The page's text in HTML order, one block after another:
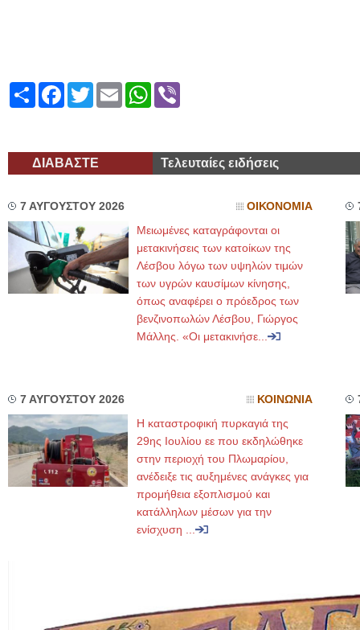
ShareFacebook
TwitterEmailWhatsApp
ΔΙΑΒΑΣΤΕ Τελευταίες ειδήσεις
7 ΑΥΓΟΥΣΤΟΥ 2026 ΟΙΚΟΝΟΜΙΑ
Μειωμένες καταγράφονται οι
μετακινήσεις των κατοίκων της
Λέσβου λόγω των υψηλών τιμών
των υγρών καυσίμων κίνησης,
όπως αναφέρει ο πρόεδρος των
βενζινοπωλών Λέσβου, Γιώργος
Μάλλης. «Οι μετακινήσε...
7 ΑΥΓΟΥΣΤΟΥ 2026 ΚΟΙΝΩΝΙΑ
Η καταστροφική πυρκαγιά της
29ης Ιουλίου εε που εκδηλώθηκε
στην περιοχή του Πλωμαρίου,
ανέδειξε τις αυξημένες ανάγκες για
προμήθεια εξοπλισμού και
κατάλληλων μέσων για την
ενίσχυση ...